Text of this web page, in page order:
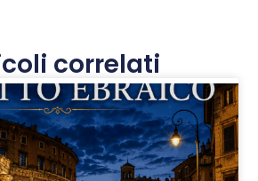
correlati